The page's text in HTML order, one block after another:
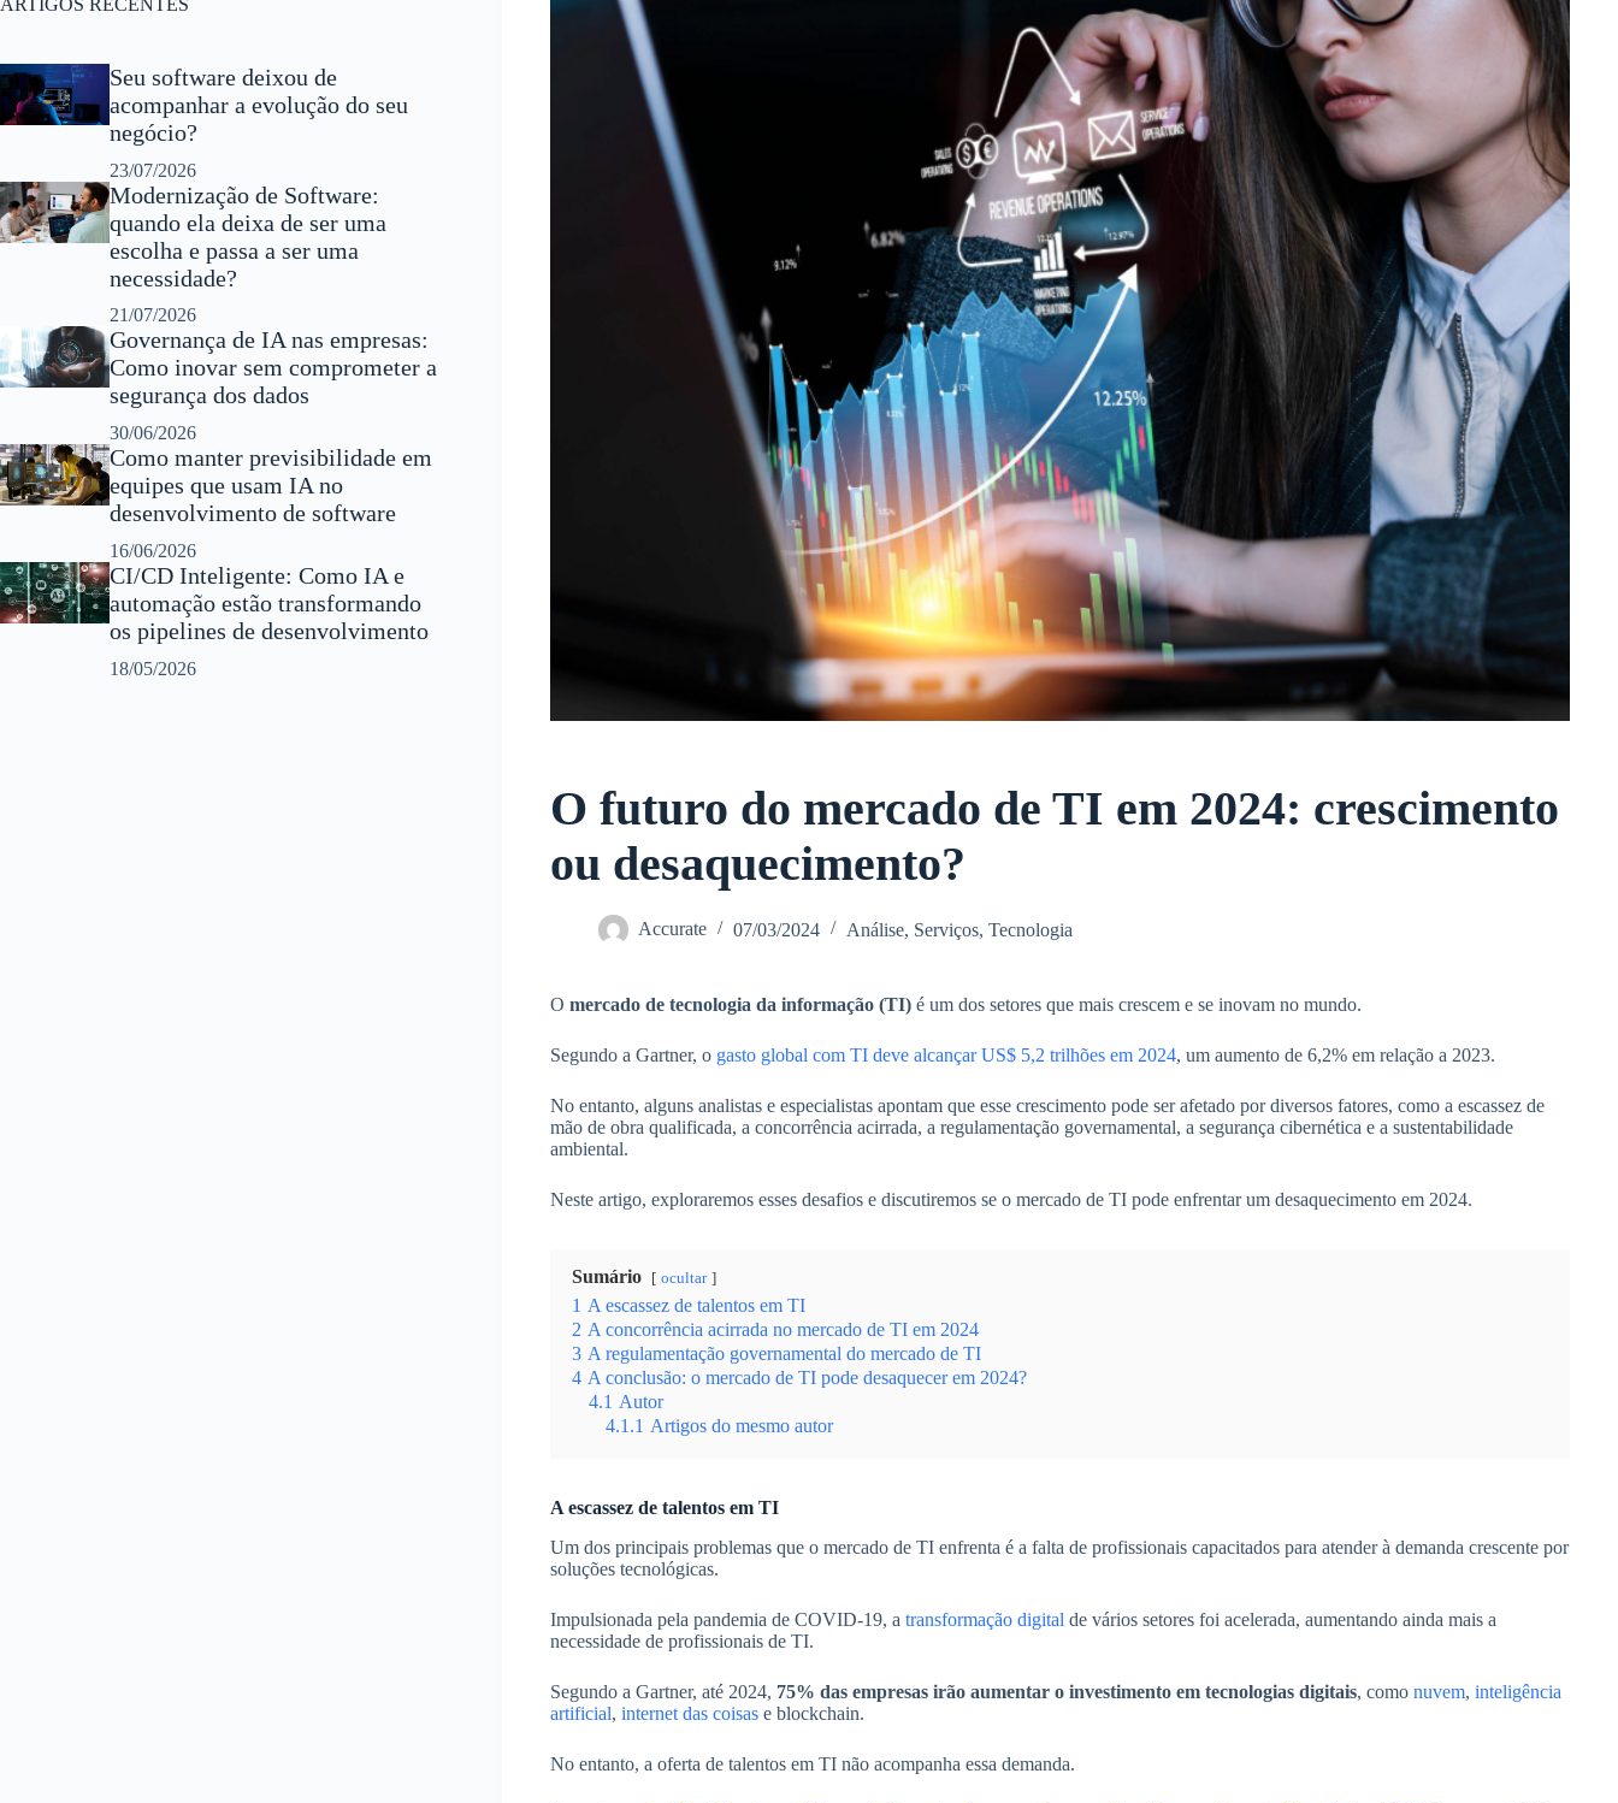
O futuro do mercado de TI em 2024: crescimento
ou desaquecimento?
Accurate 07/03/2024 Análise, Serviços, Tecnologia
O mercado de tecnologia da informação (TI)é um dos setores que mais crescem e se inovam no mundo.
Segundo a Gartner, o gasto global com TI deve alcançar US$ 5,2 trilhões em 2024, um aumento de 6,2% em relação a 2023.
No entanto, alguns analistas e especialistas apontam que esse crescimento pode ser afetado por diversos fatores, como a escassez de
mão de obra qualificada, a concorrência acirrada, a regulamentação governamental, a segurança cibernética e a sustentabilidade
ambiental.
Neste artigo, exploraremos esses desafios e discutiremos se o mercado de TI pode enfrentar um desaquecimento em 2024.
Sumário ocultar
1 A escassez de talentos em TI
2 A concorrência acirrada no mercado de TI em 2024
3 A regulamentação governamental do mercado de TI
4 A conclusão: o mercado de TI pode desaquecer em 2024?
4.1 Autor
4.1.1 Artigos do mesmo autor
A escassez de talentos em TI
Um dos principais problemas que o mercado de TI enfrenta é a falta de profissionais capacitados para atender à demanda crescente por
soluções tecnológicas.
Impulsionada pela pandemia de COVID-19, a transformação digital de vários setores foi acelerada, aumentando ainda mais a
necessidade de profissionais de TI.
Segundo a Gartner, até 2024, 75% das empresas irão aumentar o investimento em tecnologias digitais, como nuvem, inteligência
artificial, internet das coisase blockchain.
No entanto, a oferta de talentos em TI não acompanha essa demanda.
ARTIGOS RECENTES
Seu software deixou de
acompanhar a evolução do seu
negócio?
23/07/2026
Modernização de Software:
quando ela deixa de ser uma
escolha e passa a ser uma
necessidade?
21/07/2026
Governança de IA nas empresas:
Como inovar sem comprometer a
segurança dos dados
30/06/2026
Como manter previsibilidade em
equipes que usam IA no
desenvolvimento de software
16/06/2026
CI/CD Inteligente: Como IA e
automação estão transformando
os pipelines de desenvolvimento
18/05/2026